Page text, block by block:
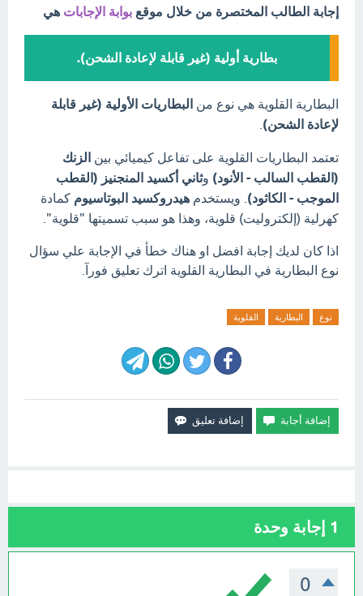
إجابة الطالب المختصرة من خلال موقع بوابة الإجابات هي
بطارية أولية (غير قابلة لإعادة الشحن).
البطارية القلوية هي نوع من البطاريات الأولية (غير قابلة
لإعادة الشحن)
تعتمد البطاريات القلوية على تفاعل كيميائي بين الزنك
(القطب السالب - الأنود) وثاني أكسيد المنجنيز (القطب
الموجب - الكاثود) ويستخدم هيدروكسيد البوتاسيوم كمادة
كهرلية (إلكتروليت) قلوية، وهذا هو سبب تسميتها "قلوية".
اذا كان لديك إجابة افضل او هناك خطأ في الإجابة علي سؤال
نوع البطارية في البطارية القلوية اترك تعليق فورآ.
نوع البطارية القلوية
1 إجابة وحدة
0